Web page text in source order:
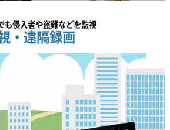
も侵入者や盗難などを監視
・遠隔録画